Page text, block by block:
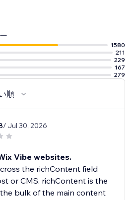
1580
211
229
167
279
順
/ Jul 30, 2026
Vibe websites.
the richContent field
or CMS. richContent is the
bulk of the main content